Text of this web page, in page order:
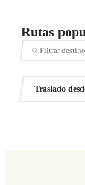
Rutas
Traslado